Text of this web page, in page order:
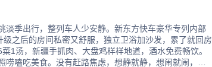
季出行，整列车人少安静。新东方快车豪华专列内部
之后的房间私密又舒服，独立卫浴加沙发，累了就回房
1汤，新疆手抓肉、大盘鸡样样地道，酒水免费畅饮。
嗑吃美食。没有赶路焦虑，想静就静，想闹就闹，和